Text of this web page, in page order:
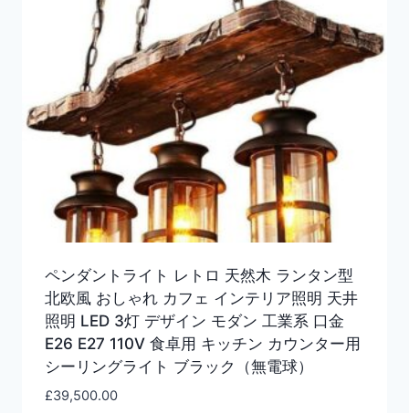
ペンダントライト レトロ 天然木 ランタン型
北欧風 おしゃれ カフェ インテリア照明 天井
照明 LED 3灯 デザイン モダン 工業系 口金
E26 E27 110V 食卓用 キッチン カウンター用
シーリングライト ブラック（無電球）
£39,500.00